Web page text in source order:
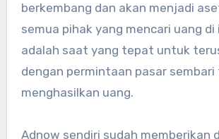
berkembang dan akan menjadi
semua pihak yang mencari uang
adalah saat yang tepat untuk
dengan permintaan pasar sembari
menghasilkan uang.
Adnow sendiri sudah memberikan